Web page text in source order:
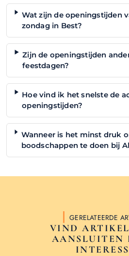
Wat zijn de openingstijden
zondag in Best?
Zijn de openingstijden
feestdagen?
Hoe vind ik het snelste de
openingstijden?
Wanneer is het minst druk
boodschappen te doen bij
GERELATEERDE
VIND
AANSLUITEN